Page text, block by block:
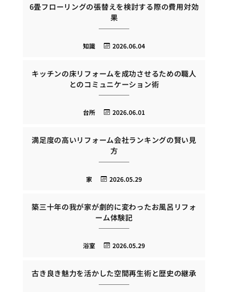
6畳フローリングの張替えを検討する際の費用対効
果
2026.06.04
知識
キッチンの床リフォームを成功させるための職人
とのコミュニケーション術
2026.06.01
台所
満足度の高いリフォーム会社ランキングの賢い見
方
2026.05.29
家
築三十年の我が家が劇的に変わったお風呂リフォ
ーム体験記
2026.05.29
浴室
古き良き魅力を活かした空間再生術と歴史の継承